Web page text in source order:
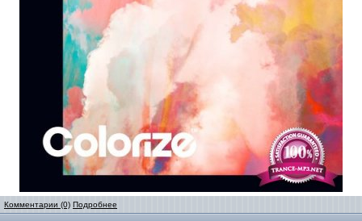
Комментарии (0) Подробнее